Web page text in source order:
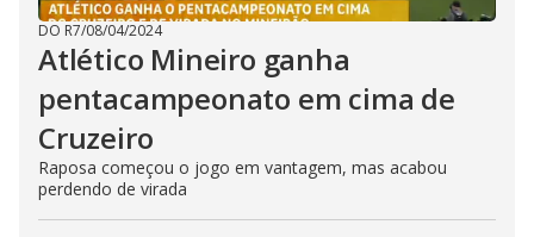
DO R7/08/04/2024
Atlético Mineiro ganha
pentacampeonato em cima de
Cruzeiro
Raposa começou o jogo em vantagem, mas acabou
perdendo de virada